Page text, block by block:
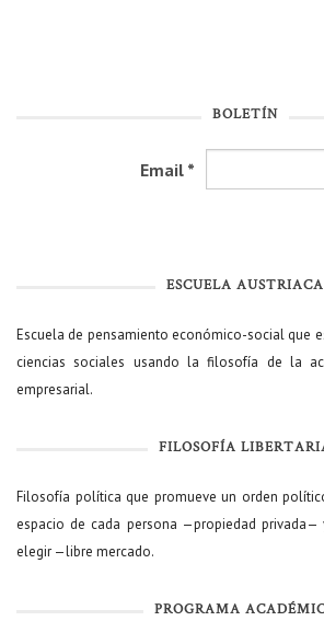
BOLETÍN
Email *
ESCUELA AUSTRIACA
Escuela de pensamiento económico-social que
ciencias sociales usando la filosofía de la
empresarial.
FILOSOFÍA
Filosofía política que promueve un orden
espacio de cada persona —propiedad
elegir —libre mercado.
PROGRAMA